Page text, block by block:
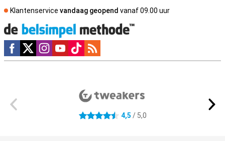
Klantenservice vandaag geopend vanaf 09.00 uur
Social media
4.5 sterren 4,5 / 5,0